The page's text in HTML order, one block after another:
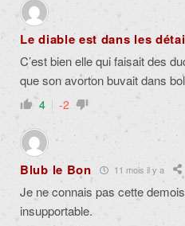
Le diable est dans les
C’est bien elle qui faisait des
que son avorton buvait dans
4 -2
Blub le Bon 11 mois il y a
Je ne connais pas cette
insupportable.